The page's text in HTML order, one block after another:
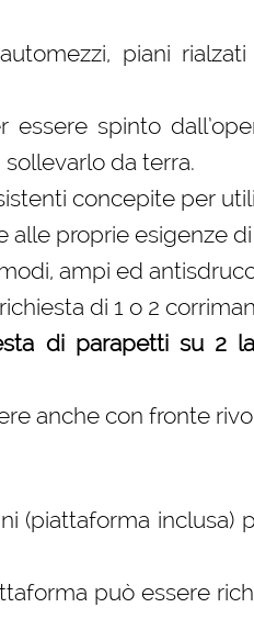
piani
spinto
da terra.
concepite per
alle proprie esigenze
ampi ed
di 1 o 2
di parapetti su 2
anche con fronte
(piattaforma inclusa)
può essere